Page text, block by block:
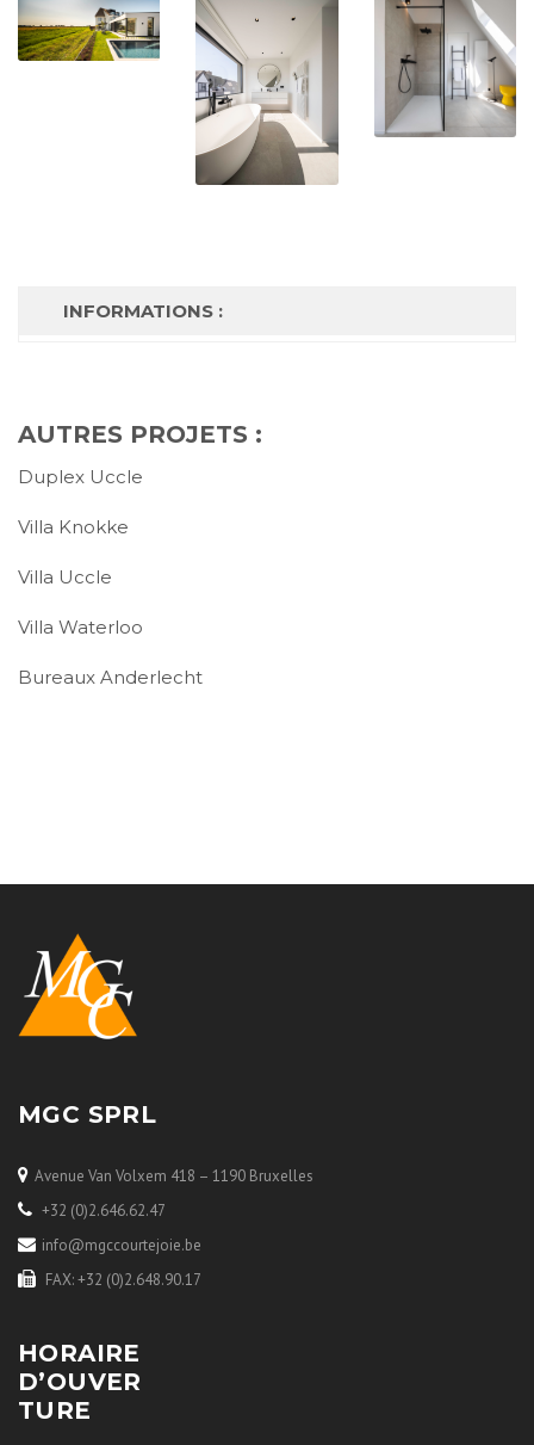
INFORMATIONS :
AUTRES PROJETS :
Duplex Uccle
Villa Knokke
Villa Uccle
Villa Waterloo
Bureaux Anderlecht
MGC SPRL
Avenue Van Volxem 418 – 1190 Bruxelles
+32 (0)2.646.62.47
info@mgccourtejoie.be
FAX: +32 (0)2.648.90.17
HORAIRE
D’OUVER
TURE